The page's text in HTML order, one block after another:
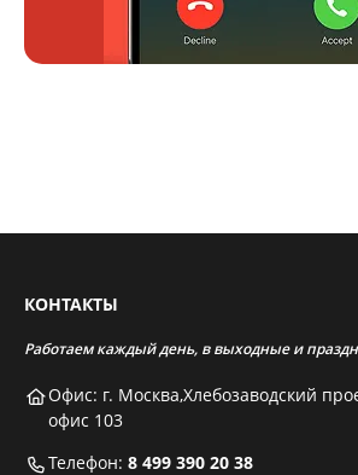
КОНТАКТЫ
Работаем каждый день, в выходные и
Офис: г. Москва,Хлебозаводский
офис 103
Телефон: 8 499 390 20 38